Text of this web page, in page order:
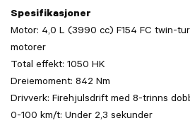
Spesifikasjoner
Motor: 4,0 L (3990 cc) F154 FC twin-
motorer
Total effekt: 1050 HK
Dreiemoment: 842 Nm
Drivverk: Firehjulsdrift med 8-trinns
0-100 km/t: Under 2,3 sekunder